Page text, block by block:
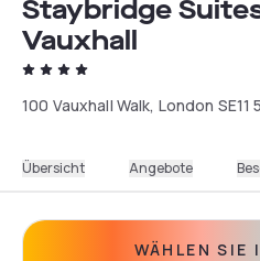
Staybridge
Vauxhall
100 Vauxhall Walk, London SE11
Übersicht Angebote
WÄHLEN SIE